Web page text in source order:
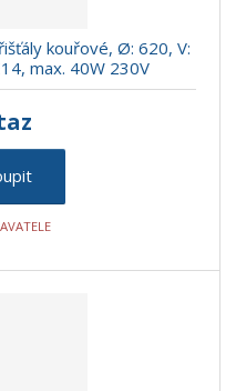
kouřové, Ø: 620, V:
max. 40W 230V